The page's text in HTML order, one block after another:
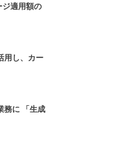
適用額の
用し、カー
務に 「生成